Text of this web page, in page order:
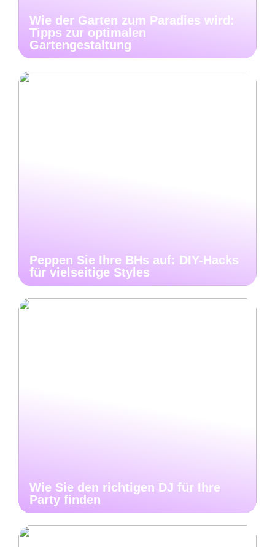
Wie der Garten zum Paradies wird:
Tipps zur optimalen
Gartengestaltung
Peppen Sie Ihre BHs auf: DIY-Hacks
für vielseitige Styles
Wie Sie den richtigen DJ für Ihre
Party finden